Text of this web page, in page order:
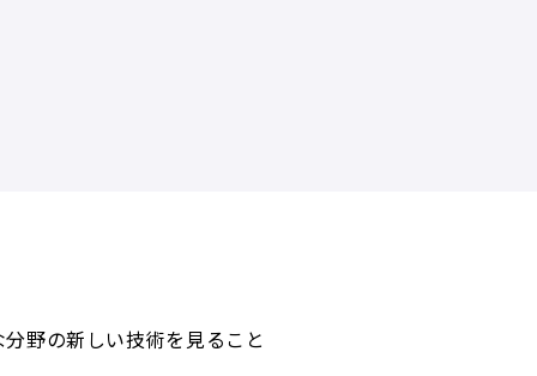
野の新しい技術を見ること